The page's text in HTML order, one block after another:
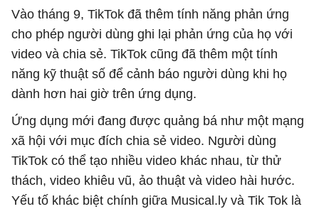
Vào tháng 9, TikTok đã thêm tính năng phản ứng
cho phép người dùng ghi lại phản ứng của họ với
video và chia sẻ. TikTok cũng đã thêm một tính
năng kỹ thuật số để cảnh báo người dùng khi họ
dành hơn hai giờ trên ứng dụng.
Ứng dụng mới đang được quảng bá như một mạng
xã hội với mục đích chia sẻ video. Người dùng
TikTok có thể tạo nhiều video khác nhau, từ thử
thách, video khiêu vũ, ảo thuật và video hài hước.
Yếu tố khác biệt chính giữa Musical.ly và Tik Tok là